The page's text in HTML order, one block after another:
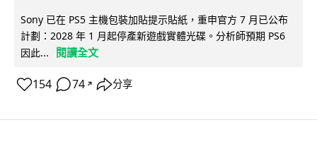
Sony 已在 PS5 主機包裝加貼提示貼紙，重申官方 7 月已公布
計劃：2028 年 1 月起停產新遊戲實體光碟。分析師預期 PS6
因此...
閱讀全文
154 74 ↗ 分享